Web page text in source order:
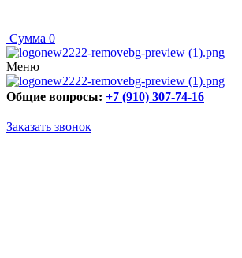
Сумма 0
Меню
Общие вопросы: +7 (910) 307-74-16
Заказать звонок